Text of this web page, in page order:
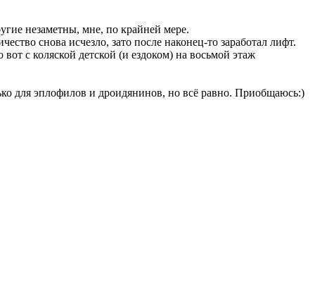
незаметны, мне, по крайней мере.
снова исчезло, зато после наконец-то заработал лифт.
с коляской детской (и ездоком) на восьмой этаж
для эплофилов и дроидянинов, но всё равно. Приобщаюсь:)